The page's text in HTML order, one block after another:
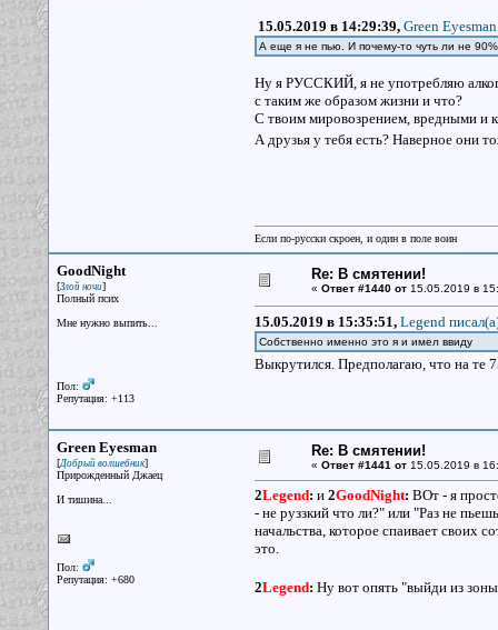
15.05.2019 в 14:29:39, Green
А еще я не пью. И почему-то чуть ли не
Ну я РУССКИЙ, я не употребляю
с таким же образом жизни и что?
С твоим мировозрением, вредными и
А друзья у тебя есть? Наверное они
Если по-русски скроен, и один в поле воин
GoodNight
[Злой ночи]
Полный псих
Мне нужно выпить...
Пол:
Репутация: +113
Re: В смятении!
« Ответ #1440 от15.05.2019 в
15.05.2019 в 15:35:51, Legend
Собственно именно это я и имел ввиду
Выкрутился. Предполагаю, что на
Green Eyesman
[Добрый волшебник]
Прирожденный Джаец
И тишина...
Пол:
Репутация: +680
Re: В смятении!
« Ответ #1441 от15.05.2019 в
2Legend: и 2GoodNight: ВОт - я
- не руззкий что ли?" или "Раз не
начальства, которое спаивает своих
это.
2Legend: Ну вот опять "выйди из